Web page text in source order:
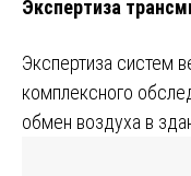
Экспертиза
Экспертиза систем
комплексного
обмен воздуха в